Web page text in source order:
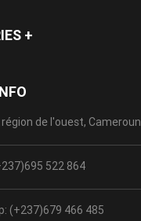
+
de l'ouest, Cameroun
522 864
(+237)679 466 485